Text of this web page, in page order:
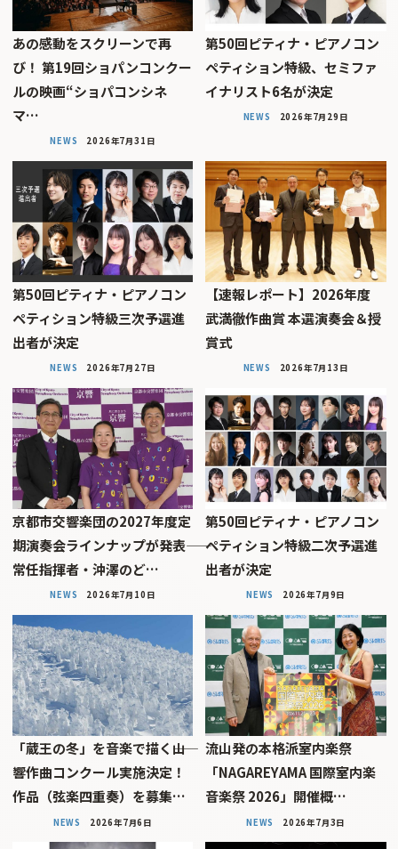
あの感動をスクリーンで再
び！ 第19回ショパンコンクー
ルの映画“ショパコンシネ
マ…
NEWS 2026年7月31日
第50回ピティナ・ピアノコン
ペティション特級、セミファ
イナリスト6名が決定
NEWS 2026年7月29日
第50回ピティナ・ピアノコン
ペティション特級三次予選進
出者が決定
NEWS 2026年7月27日
【速報レポート】2026年度
武満徹作曲賞 本選演奏会＆授
賞式
NEWS 2026年7月13日
京都市交響楽団の2027年度定
期演奏会ラインナップが発表――
常任指揮者・沖澤のど…
NEWS 2026年7月10日
第50回ピティナ・ピアノコン
ペティション特級二次予選進
出者が決定
NEWS 2026年7月9日
「蔵王の冬」を音楽で描く――山
響作曲コンクール実施決定！
作品（弦楽四重奏）を募集…
NEWS 2026年7月6日
流山発の本格派室内楽祭
「NAGAREYAMA 国際室内楽
音楽祭 2026」開催概…
NEWS 2026年7月3日